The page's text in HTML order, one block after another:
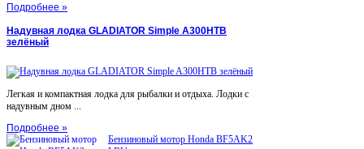
Подробнее »
Надувная лодка GLADIATOR Simple A300НТВ
зелёный
Легкая и компактная лодка для рыбалки и отдыха. Лодки с
надувным дном ...
Подробнее »
Бензиновый мотор Honda BF5AK2